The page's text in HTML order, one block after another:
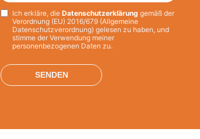
Privacy*
Ich erkläre, die Datenschutzerklärung gemäß der
Verordnung (EU) 2016/679 (Allgemeine
Datenschutzverordnung) gelesen zu haben, und
stimme der Verwendung meiner
personenbezogenen Daten zu.